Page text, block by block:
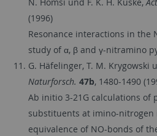
(1996)
Resonance interactions in the
study of α, β and γ-nitramino
G. Häfelinger, T. M. Krygowski
Naturforsch. 47b, 1480-1490
Ab initio 3-21G calculations
substituents at imino-
equivalence of NO-bonds of